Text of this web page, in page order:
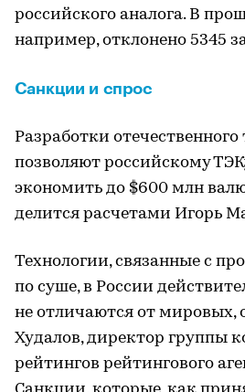
российского аналога. В
например, отклонено 5345
Санкции и спрос
Разработки отечественного
позволяют российскому
экономить до $600 млн
делится расчетами Игорь
Технологии, связанные с
по суше, в России
не отличаются от мировых,
Худалов, директор группы
рейтингов рейтингового